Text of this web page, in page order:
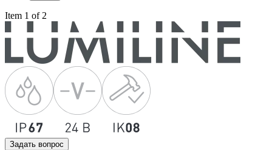
Item 1 of 2
Задать вопрос